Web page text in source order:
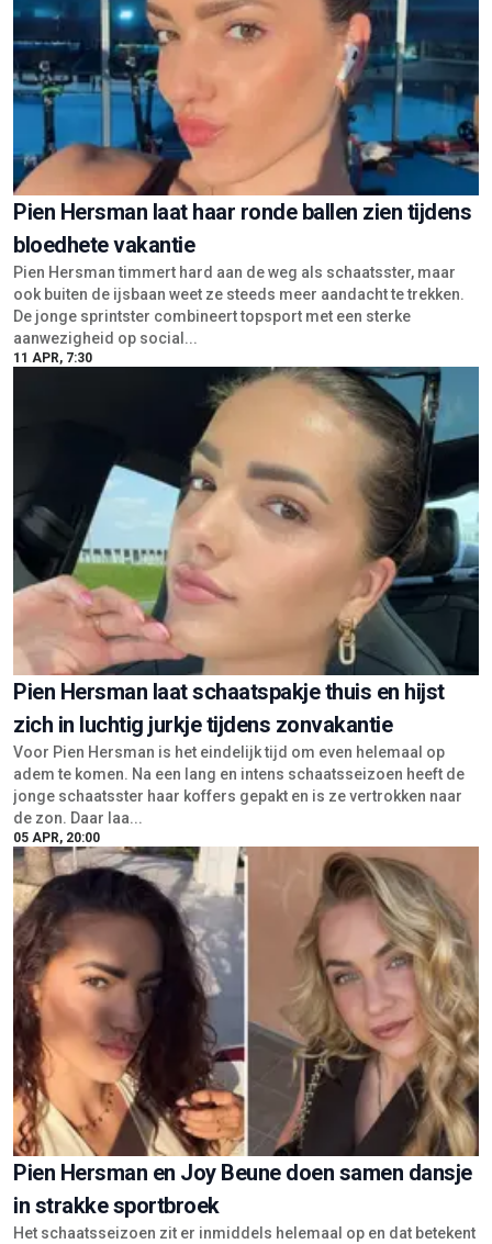
Pien Hersman laat haar ronde ballen zien tijdens
bloedhete vakantie
Pien Hersman timmert hard aan de weg als schaatsster, maar
ook buiten de ijsbaan weet ze steeds meer aandacht te trekken.
De jonge sprintster combineert topsport met een sterke
aanwezigheid op social...
11 APR, 7:30
Pien Hersman laat schaatspakje thuis en hijst
zich in luchtig jurkje tijdens zonvakantie
Voor Pien Hersman is het eindelijk tijd om even helemaal op
adem te komen. Na een lang en intens schaatsseizoen heeft de
jonge schaatsster haar koffers gepakt en is ze vertrokken naar
de zon. Daar laa...
05 APR, 20:00
Pien Hersman en Joy Beune doen samen dansje
in strakke sportbroek
Het schaatsseizoen zit er inmiddels helemaal op en dat betekent